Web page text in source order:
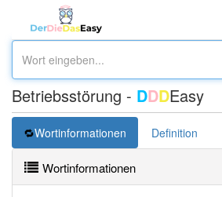
Betriebsstörung - DDDEasy
Wortinformationen Definition
Wortinformationen